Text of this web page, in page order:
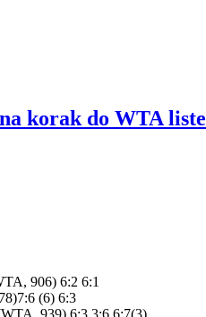
korak do WTA liste
906) 6:2 6:1
(6) 6:3